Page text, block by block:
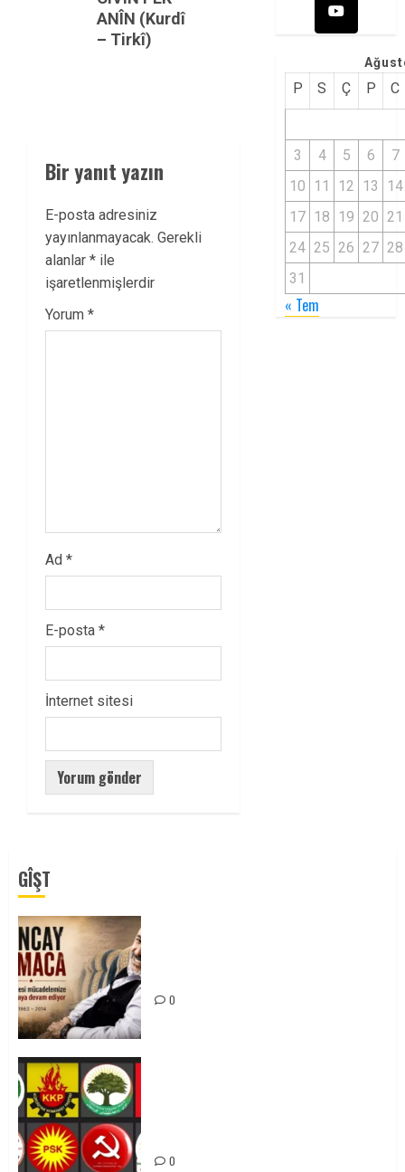
ANÎN (Kurdî
– Tirkî)
Bir yanıt yazın
E-posta adresiniz
yayınlanmayacak. Gerekli
alanlar * ile
işaretlenmişlerdir
Yorum *
Ad *
E-posta *
İnternet sitesi
P S Ç P C
3 4 5 6
7
10 11 12 13
14
17 18 19 20 21
24 25 26 27 28
31
« Tem
GÎŞT
0
0